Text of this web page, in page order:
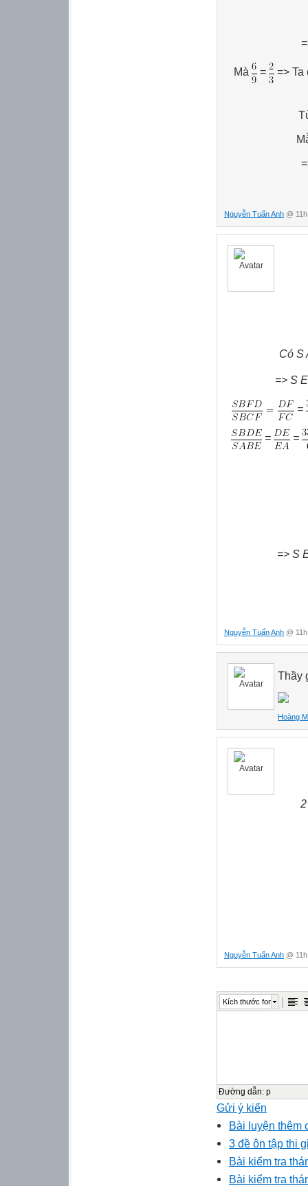
Mà = => Ta
=> Phân
Nguyễn Tuấn Anh @
Có S
=> S
=
= =
=> S
Nguyễn Tuấn Anh @
Thầy
Hoàng
Nguyễn Tuấn Anh @
Kích thước font
Đường dẫn: p
Gửi ý kiến
Bài luyện thêm
3 đề ôn tập thi
Bài kiểm tra
Bài kiểm tra